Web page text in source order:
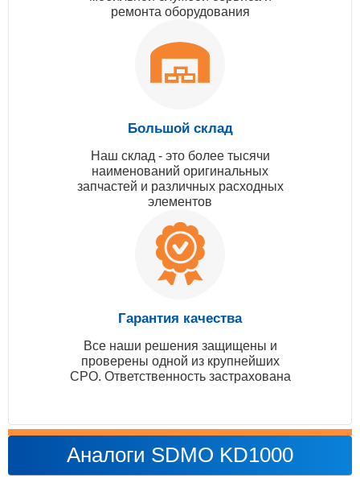
ремонта оборудования
Большой склад
Наш склад - это более тысячи
наименований оригинальных
запчастей и различных расходных
элементов
Гарантия качества
Все наши решения защищены и
проверены одной из крупнейших
СРО. Ответственность застрахована
Аналоги SDMO KD1000